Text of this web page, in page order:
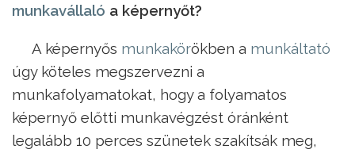
munkavállaló a képernyőt?
A képernyős munkakörökben a munkáltató
úgy köteles megszervezni a
munkafolyamatokat, hogy a folyamatos
képernyő előtti munkavégzést óránként
legalább 10 perces szünetek szakítsák meg,